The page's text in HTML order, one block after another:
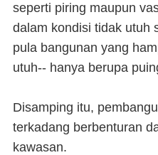
seperti piring maupun
dalam kondisi tidak utuh
pula bangunan yang
utuh-- hanya berupa
Disamping itu,
terkadang berbenturan
kawasan.